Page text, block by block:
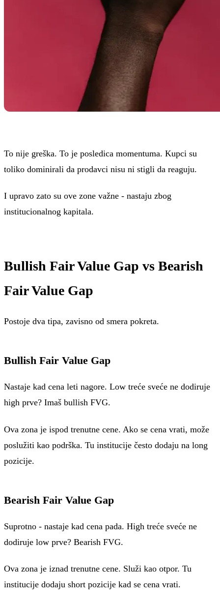
To nije greška. To je posledica momentuma. Kupci su
toliko dominirali da prodavci nisu ni stigli da reaguju.
I upravo zato su ove zone važne - nastaju zbog
institucionalnog kapitala.
Bullish Fair Value Gap vs Bearish
Fair Value Gap
Postoje dva tipa, zavisno od smera pokreta.
Bullish Fair Value Gap
Nastaje kad cena leti nagore. Low treće sveće ne dodiruje
high prve? Imaš bullish FVG.
Ova zona je ispod trenutne cene. Ako se cena vrati, može
poslužiti kao podrška. Tu institucije često dodaju na long
pozicije.
Bearish Fair Value Gap
Suprotno - nastaje kad cena pada. High treće sveće ne
dodiruje low prve? Bearish FVG.
Ova zona je iznad trenutne cene. Služi kao otpor. Tu
institucije dodaju short pozicije kad se cena vrati.